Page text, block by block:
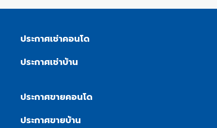
ประกาศเช่าคอนโด
ประกาศเช่าบ้าน
ประกาศขายคอนโด
ประกาศขายบ้าน